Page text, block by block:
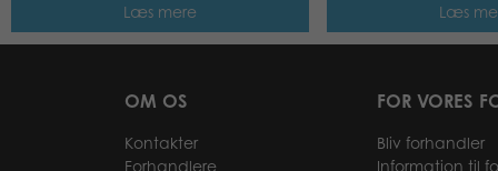
Læs mere Læs
OM OS
Kontakter
Forhandlere
FOR VORES
Bliv forhandler
Information til